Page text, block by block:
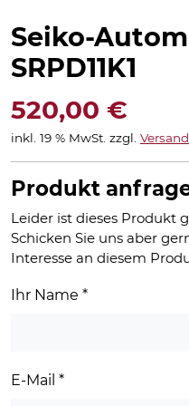
Seiko-
SRPD11K1
520,00 €
inkl. 19 % MwSt. zzgl.
Produkt
Leider ist dieses Produkt
Schicken Sie uns aber
Interesse an diesem
Ihr Name *
E-Mail *